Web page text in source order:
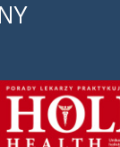
na działanie
dają